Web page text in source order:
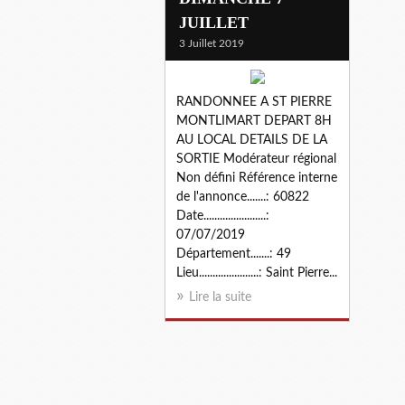
JUILLET
3 Juillet 2019
RANDONNEE A ST PIERRE
MONTLIMART DEPART 8H
AU LOCAL DETAILS DE LA
SORTIE Modérateur régional
Non défini Référence interne
de l'annonce.......: 60822
Date.......................:
07/07/2019
Département.......: 49
Lieu......................: Saint Pierre...
Lire la suite